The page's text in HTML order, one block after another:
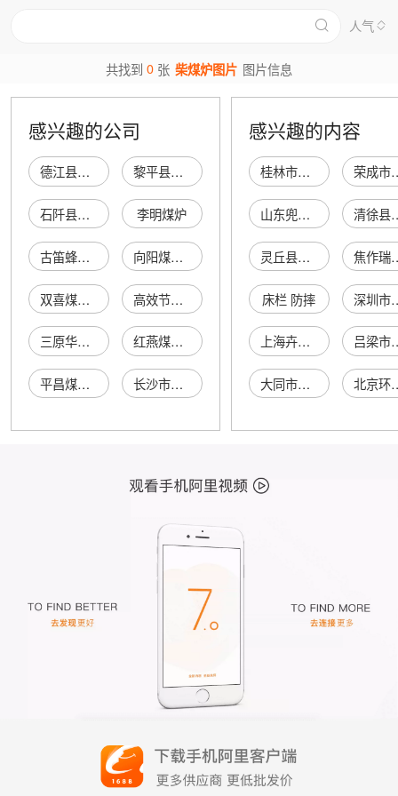
人气
共找到0 张 柴煤炉图片 图片信息
感兴趣的公司
德江县高山中美柴煤炉销售店 黎平县永从火焰山柴煤炉专卖店
石阡县柴煤炉农机农具销售部（个体工商户） 李明煤炉
古笛蜂窝煤炉 向阳煤炉厂
双喜煤炉店 高效节能煤炉
三原华日煤炉厂 红燕煤炉销售部
平昌煤炉加工厂 长沙市煤炉厂
感兴趣的内容
桂林市临桂万丰农资连锁有限公司于峰加盟经营店 荣成市亿诺
山东兜底商贸有限公司 清徐县
灵丘县惠丰种植专业合作社 焦作瑞竹
床栏 防摔 深圳市龙岗
上海卉来文化传播有限公司 吕梁市离石
大同市矿区鑫禾便利店 北京环球未